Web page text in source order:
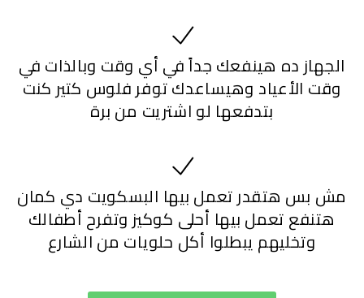
الجهاز ده هينفعك جداً في أي وقت وبالذات في
وقت الأعياد وهيساعدك توفر فلوس كتير كنت
بتدفعها لو اشتريت من برة
مش بس هتقدر تعمل بيها البسكويت دي كمان
هتنفع تعمل بيها أحلى كوكيز وتفرح أطفالك
وتخليهم يبطلوا أكل حلويات من الشارع